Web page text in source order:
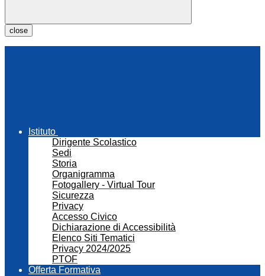
close
Istituto
Dirigente Scolastico
Sedi
Storia
Organigramma
Fotogallery - Virtual Tour
Sicurezza
Privacy
Accesso Civico
Dichiarazione di Accessibilità
Elenco Siti Tematici
Privacy 2024/2025
PTOF
Offerta Formativa